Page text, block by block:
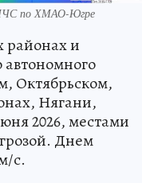
по ХМАО-Югре
районах и
Октябрьском,
Нягани,
2026, местами
Днем
с.